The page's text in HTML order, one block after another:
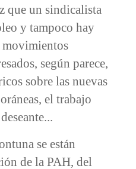
que un sindicalista
y tampoco hay
movimientos
según parece,
sobre las nuevas
el trabajo
se están
de la PAH, del